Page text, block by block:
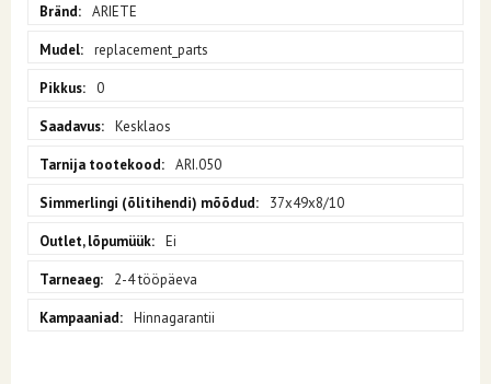
ARIETE
replacement_parts
0
Kesklaos
ARI.050
37x49x8/10
Ei
2-4 tööpäeva
Hinnagarantii